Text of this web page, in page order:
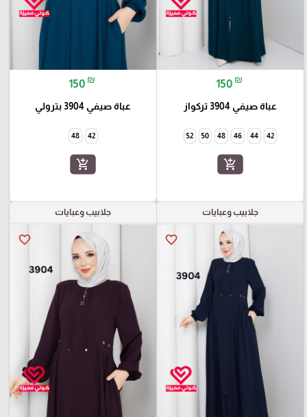
150 ₪
عباة صيفي 3904 تركواز
42
44
46
48
50
52
add_shopping_cart
150 ₪
عباة صيفي 3904 بترولي
42
48
add_shopping_cart
جلابيب وعبايات
favorite_border
جلابيب وعبايات
favorite_border